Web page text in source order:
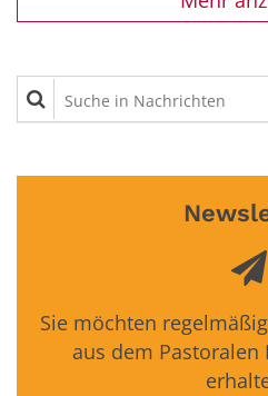
Suche in Nachrichten
Sie möchten
aus dem Pastoralen